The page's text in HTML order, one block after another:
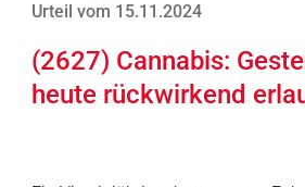
Urteil vom 15.11.2024
(2627) Cannabis:
heute rückwirkend